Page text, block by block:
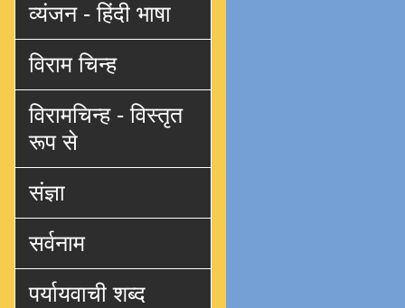
व्यंजन - हिंदी भाषा
विराम चिन्ह
विरामचिन्ह - विस्तृत
रूप से
संज्ञा
सर्वनाम
पर्यायवाची शब्द